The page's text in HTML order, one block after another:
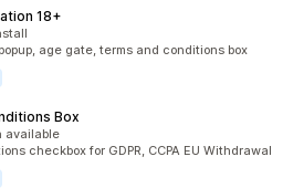
18+
age gate, terms and conditions box
Box
available
checkbox for GDPR, CCPA EU Withdrawal